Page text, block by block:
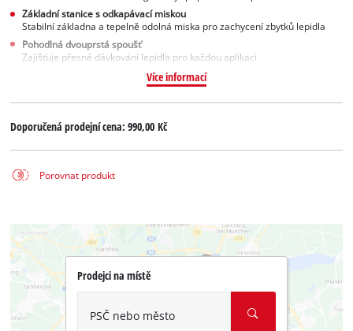
Základní stanice s odkapávací miskou
Stabilní základna a tepelně odolná miska pro zachycení zbytků lepidla
Pohodlná dvouprstá spoušť
Zajišťuje přesné dávkování lepidla pro každou aplikaci
Více informací
Doporučená prodejní cena:990,00 Kč
Porovnat produkt
Prodejci na místě
PSČ nebo město